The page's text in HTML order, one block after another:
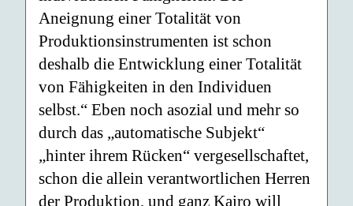
Aneignung einer Totalität von
Produktionsinstrumenten ist schon
deshalb die Entwicklung einer Totalität
von Fähigkeiten in den Individuen
selbst.“ Eben noch asozial und mehr so
durch das „automatische Subjekt“
„hinter ihrem Rücken“ vergesellschaftet,
schon die allein verantwortlichen Herren
der Produktion, und ganz Kairo will